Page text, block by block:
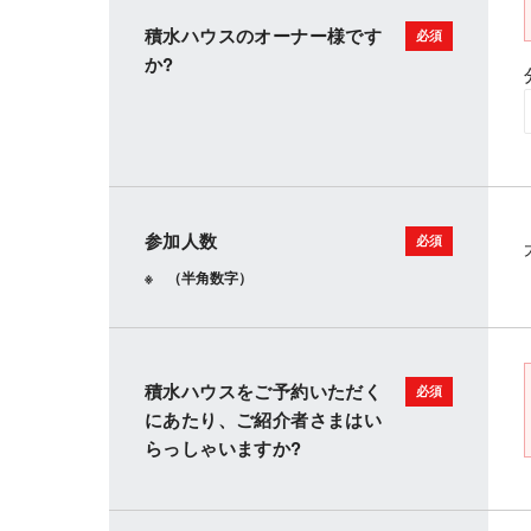
積水ハウスのオーナー様です
か?
参加人数
（半角数字）
積水ハウスをご予約いただく
にあたり、ご紹介者さまはい
らっしゃいますか?